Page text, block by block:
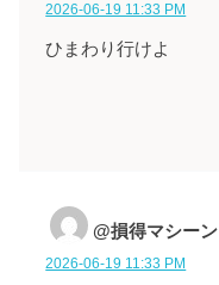
2026-06-19 11:33 PM
ひまわり行けよ
@損得マシーン
2026-06-19 11:33 PM